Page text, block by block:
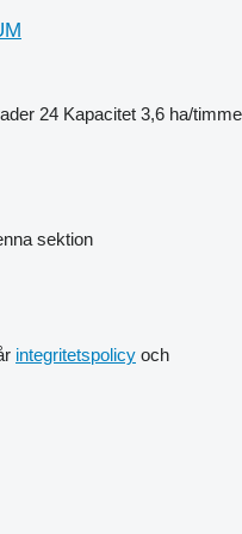
24 Kapacitet 3,6 ha/timme
sektion
integritetspolicy och